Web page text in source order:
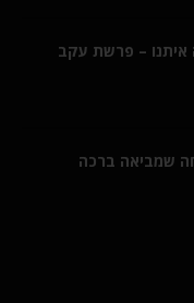
איתנו – פרשת עקב
שמביאה ברכה